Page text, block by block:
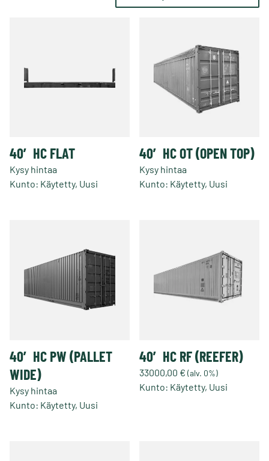
40′ HC FLAT
Kysy hintaa
Kunto: Käytetty, Uusi
40′ HC OT (OPEN TOP)
Kysy hintaa
Kunto: Käytetty, Uusi
40′ HC PW (PALLET
WIDE)
Kysy hintaa
Kunto: Käytetty, Uusi
40′ HC RF (REEFER)
33000,00 € (alv. 0%)
Kunto: Käytetty, Uusi